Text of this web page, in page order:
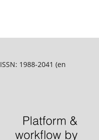
ISSN: 1988-2041 (en